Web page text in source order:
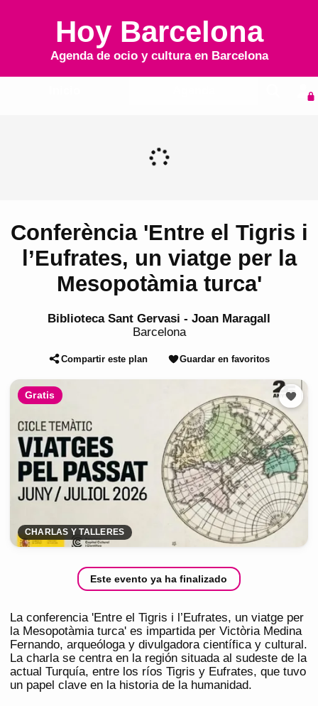
Hoy Barcelona
Agenda de ocio y cultura en Barcelona
Conferència 'Entre el Tigris i
l’Eufrates, un viatge per la
Mesopotàmia turca'
Biblioteca Sant Gervasi - Joan Maragall
Barcelona
Compartir este plan Guardar en favoritos
Gratis
CHARLAS Y TALLERES
Este evento ya ha finalizado
La conferencia 'Entre el Tigris i l’Eufrates, un viatge per
la Mesopotàmia turca' es impartida per Victòria Medina
Fernando, arqueóloga y divulgadora científica y cultural.
La charla se centra en la región situada al sudeste de la
actual Turquía, entre los ríos Tigris y Eufrates, que tuvo
un papel clave en la historia de la humanidad.